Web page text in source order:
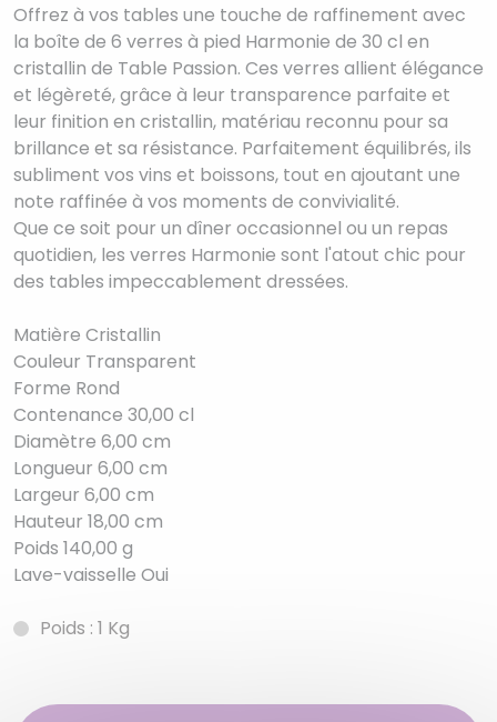
Offrez à vos tables une touche de raffinement avec
la boîte de 6 verres à pied Harmonie de 30 cl en
cristallin de Table Passion. Ces verres allient élégance
et légèreté, grâce à leur transparence parfaite et
leur finition en cristallin, matériau reconnu pour sa
brillance et sa résistance. Parfaitement équilibrés, ils
subliment vos vins et boissons, tout en ajoutant une
note raffinée à vos moments de convivialité.
Que ce soit pour un dîner occasionnel ou un repas
quotidien, les verres Harmonie sont l'atout chic pour
des tables impeccablement dressées.
Matière Cristallin
Couleur Transparent
Forme Rond
Contenance 30,00 cl
Diamètre 6,00 cm
Longueur 6,00 cm
Largeur 6,00 cm
Hauteur 18,00 cm
Poids 140,00 g
Lave-vaisselle Oui
Poids : 1 Kg